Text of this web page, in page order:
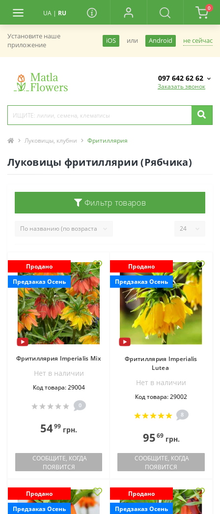
UA | RU
0
Установите наше
приложение
iOS или Android не сейчас
097 642 62 62
Заказать звонок
Луковицы, клубни Фритиллярия
Луковицы фритиллярии (Рябчика)
Фильтр товаров
Продано
Предзаказ Осень
Фритиллярия Imperialis Mix
Нет в наличии
Код товара: 29004
0
5499 грн.
СООБЩИТЕ, КОГДА
ПОЯВИТСЯ
Продано
Предзаказ Осень
Фритиллярия Imperialis
Lutea
Нет в наличии
Код товара: 29002
8
9569грн.
СООБЩИТЕ, КОГДА
ПОЯВИТСЯ
Продано
Предзаказ Осень
Продано
Предзаказ Осень